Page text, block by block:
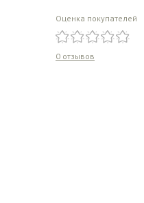
Оценка покупателей
0 отзывов